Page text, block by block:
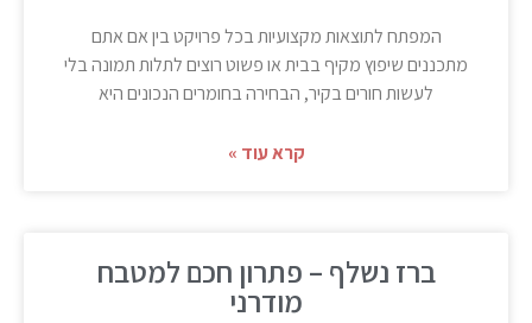
המפתח לתוצאות מקצועיות בכל פרויקט בין אם אתם
מתכננים שיפוץ מקיף בבית או פשוט רוצים לתלות תמונה בלי
לעשות חורים בקיר, הבחירה בחומרים הנכונים היא
קרא עוד »
ברז נשלף – פתרון חכם למטבח
מודרני